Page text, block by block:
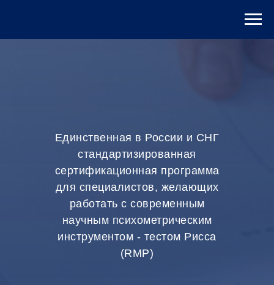
Единственная в России и СНГ
стандартизированная
сертификационная программа
для специалистов, желающих
работать с современным
научным психометрическим
инструментом - тестом Рисса
(RMP)